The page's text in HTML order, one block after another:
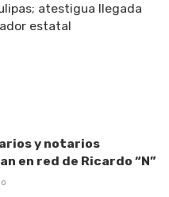
atestigua llegada
estatal
y notarios
en red de Ricardo “N”